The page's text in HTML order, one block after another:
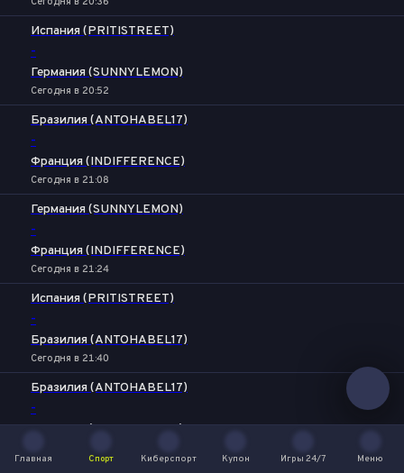
Испания (PRITISTREET)
-
Германия (SUNNYLEMON)
Сегодня в 20:52
Бразилия (ANTOHABEL17)
-
Франция (INDIFFERENCE)
Сегодня в 21:08
Германия (SUNNYLEMON)
-
Франция (INDIFFERENCE)
Сегодня в 21:24
Испания (PRITISTREET)
-
Бразилия (ANTOHABEL17)
Сегодня в 21:40
Бразилия (ANTOHABEL17)
-
Германия (SUNNYLEMON)
Главная
Спорт
Киберспорт
Купон
Игры 24/7
Меню